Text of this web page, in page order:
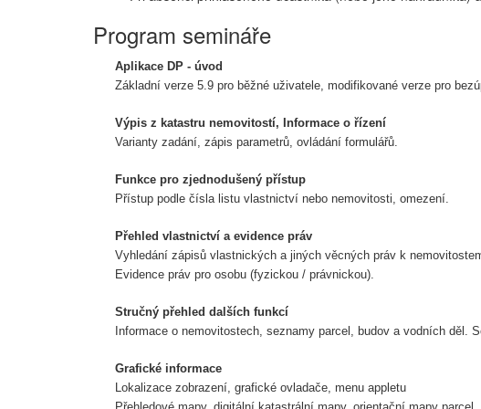
Program semináře
Aplikace DP - úvod
Základní verze 5.9 pro běžné uživatele, modifikované verze pro
Výpis z katastru nemovitostí, Informace o řízení
Varianty zadání, zápis parametrů, ovládání formulářů.
Funkce pro zjednodušený přístup
Přístup podle čísla listu vlastnictví nebo nemovitosti, omezení.
Přehled vlastnictví a evidence práv
Vyhledání zápisů vlastnických a jiných věcných práv k
Evidence práv pro osobu (fyzickou / právnickou).
Stručný přehled dalších funkcí
Informace o nemovitostech, seznamy parcel, budov a vodních děl.
Grafické informace
Lokalizace zobrazení, grafické ovladače, menu appletu